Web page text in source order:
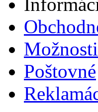
Poštovné